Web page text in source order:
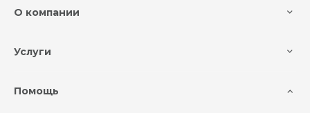
О компании
Услуги
Помощь